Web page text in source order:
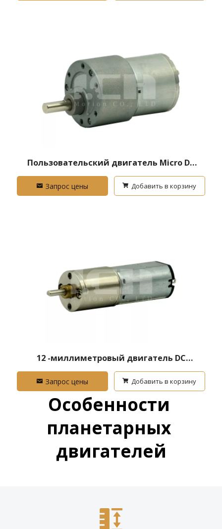
Пользовательский двигатель Micro DC
с низкой скоростью коробки передач
Запрос цены Добавить в корзину
12 -миллиметровый двигатель DC
Greaned
Запрос цены Добавить в корзину
Особенности
планетарных
двигателей